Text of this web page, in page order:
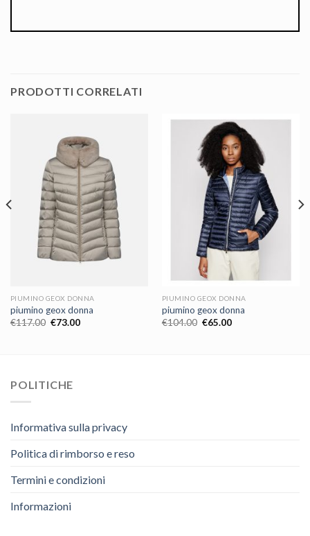
PRODOTTI CORRELATI
PIUMINO GEOX DONNA
piumino geox donna
€117.00 €73.00
PIUMINO GEOX DONNA
piumino geox donna
€104.00 €65.00
POLITICHE
Informativa sulla privacy
Politica di rimborso e reso
Termini e condizioni
Informazioni